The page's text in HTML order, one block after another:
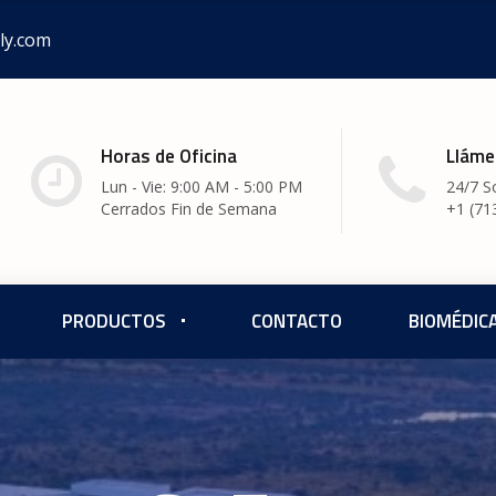
Horas de Oficina
Lun - Vie: 9:00 AM - 5:00 PM
Cerrados Fin de Semana
24/7
+1
PRODUCTOS CONTACTO